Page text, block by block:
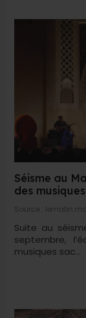
Séisme au
des
Source :
Suite au
septembre,
musiques sac...